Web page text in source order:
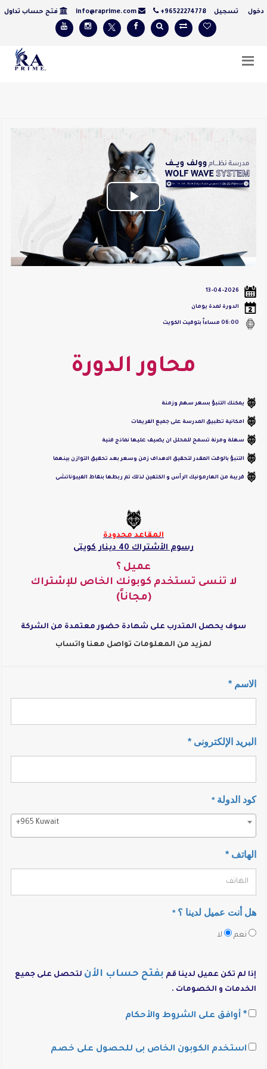
تسجيل +96522274778
info@raprime.com فتح حساب تداول
Play
Video
13-04-2026
الدورة لمدة يومان
06:00 مساءاً بتوقيت الكويت
محاور الدورة
يمكنك التنبؤ بسعر سهم وزمنة
امكانية تطبيق المدرسة على جميع الفريمات
سهلة ومرنة تسمح للمحلل ان يضيف عليها نماذج فنية
التنبؤ بالوقت المقدر لتحقيق الاهداف زمن وسعر بعد تحقيق التوازن بينهما
قريبة من الهارمونيك الرأس و الكتفين لذلك تم ربطها بنقاط الفيبوناتشى
المقاعد محدودة
رسوم الأشتراك 40 دينار كويتى
عميل ؟
لا تنسى تستخدم كوبونك الخاص للإشتراك
(مجاناً)
سوف يحصل المتدرب على شهادة حضور معتمدة من الشركة
لمزيد من المعلومات تواصل معنا واتساب
الاسم *
البريد الإلكترونى *
كود الدولة*
+965 Kuwait
الهاتف *
هل أنت عميل لدينا ؟ *
نعم لا
إذا لم تكن عميل لدينا قمبفتح حساب الأنلتحصل على جميع
الخدمات و الخصومات .
*أوافق على الشروط والأحكام
استخدم الكوبون الخاص بى للحصول على خصم